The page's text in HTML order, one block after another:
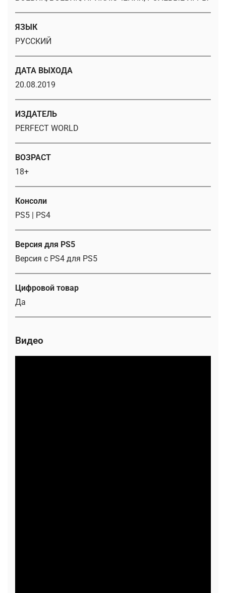
ЯЗЫК
РУССКИЙ
ДАТА ВЫХОДА
20.08.2019
ИЗДАТЕЛЬ
PERFECT WORLD
ВОЗРАСТ
18+
Консоли
PS5 | PS4
Версия для PS5
Версия с PS4 для PS5
Цифровой товар
Да
Видео